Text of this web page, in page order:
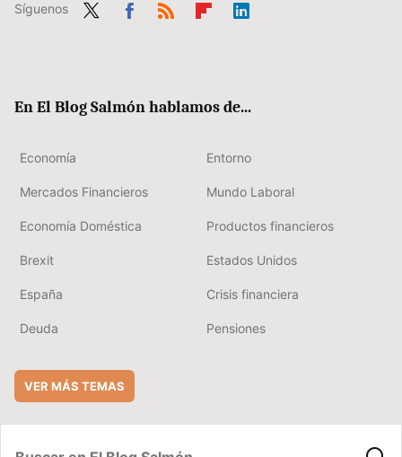
Síguenos
En El Blog Salmón hablamos de...
Economía Entorno
Mercados Financieros Mundo Laboral
Economía Doméstica Productos financieros
Brexit Estados Unidos
España Crisis financiera
Deuda Pensiones
VER MÁS TEMAS